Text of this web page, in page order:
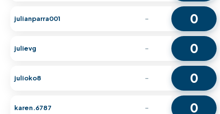
julianparra001 - 0
julievg - 0
julioko8 - 0
karen.6787 - 0